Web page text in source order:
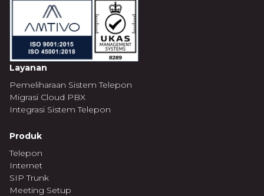
Layanan
Pemeliharaan Sistem Telepon
Migrasi Cloud PBX
Integrasi Sistem Telepon
Produk
Telepon
Internet
SIP Trunk
Meeting Setup